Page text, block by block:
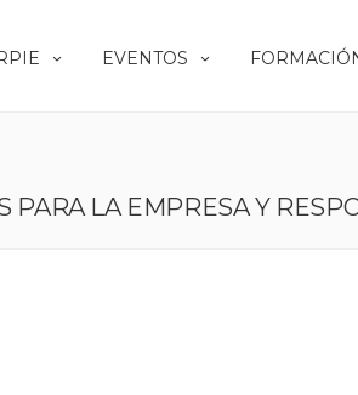
EVENTOS
PARA LA EMPRESA Y